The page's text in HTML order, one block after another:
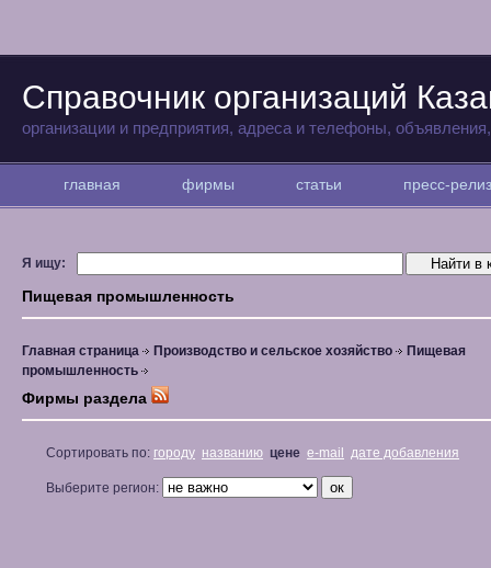
Справочник организаций
организации и предприятия, адреса и телефоны,
главная фирмы статьи пресс-
Я ищу:
Пищевая промышленность
Главная страница Производство и сельское хозяйство
Пищевая
промышленность
Фирмы раздела
Сортировать по: городу названию цене e-mail дате добавления
Выберите регион: